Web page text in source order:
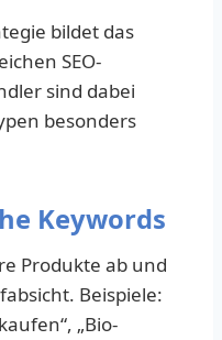
bildet das
SEO-
sind dabei
besonders
Keywords
Produkte ab und
Beispiele:
kaufen“, „Bio-